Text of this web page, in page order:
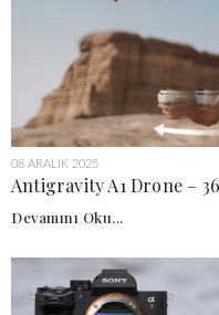
08 ARALIK 2025
Antigravity A1 Drone –
Devamını Oku...